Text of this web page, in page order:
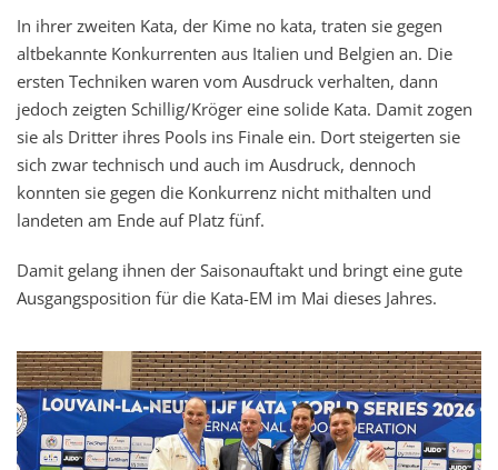
In ihrer zweiten Kata, der Kime no kata, traten sie gegen
altbekannte Konkurrenten aus Italien und Belgien an. Die
ersten Techniken waren vom Ausdruck verhalten, dann
jedoch zeigten Schillig/Kröger eine solide Kata. Damit zogen
sie als Dritter ihres Pools ins Finale ein. Dort steigerten sie
sich zwar technisch und auch im Ausdruck, dennoch
konnten sie gegen die Konkurrenz nicht mithalten und
landeten am Ende auf Platz fünf.
Damit gelang ihnen der Saisonauftakt und bringt eine gute
Ausgangsposition für die Kata-EM im Mai dieses Jahres.